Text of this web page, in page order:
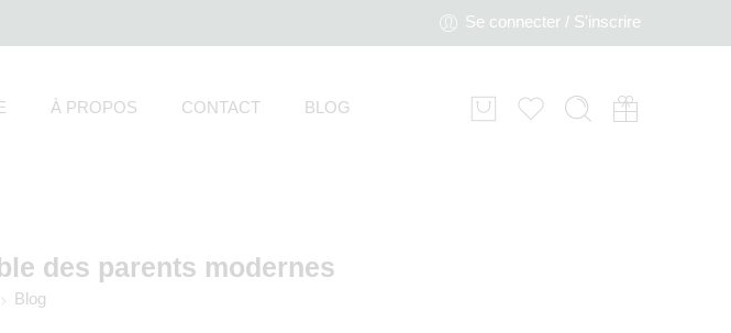
Se connecter / S'inscrire
À PROPOS CONTACT BLOG
des parents modernes
Blog